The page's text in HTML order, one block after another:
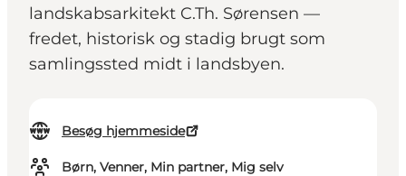
landskabsarkitekt C.Th. Sørensen —
fredet, historisk og stadig brugt som
samlingssted midt i landsbyen.
Besøg hjemmeside
Børn, Venner, Min partner, Mig selv